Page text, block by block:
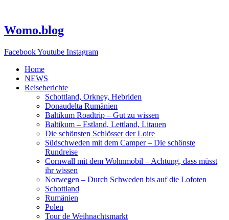
springen
Womo.blog
FacebookYoutube Instagram
Home
NEWS
Reiseberichte
Schottland, Orkney, Hebriden
Donaudelta Rumänien
Baltikum Roadtrip – Gut zu wissen
Baltikum – Estland, Lettland, Litauen
Die schönsten Schlösser der Loire
Südschweden mit dem Camper – Die schönste
Rundreise
Cornwall mit dem Wohnmobil – Achtung, dass müsst
ihr wissen
Norwegen – Durch Schweden bis auf die Lofoten
Schottland
Rumänien
Polen
Tour de Weihnachtsmarkt